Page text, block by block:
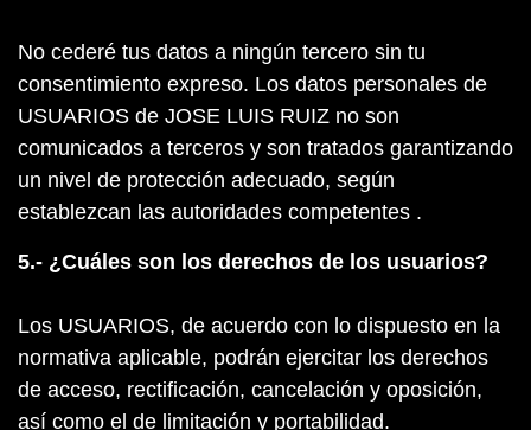
No cederé tus datos a ningún tercero sin tu
consentimiento expreso. Los datos personales de
USUARIOS de JOSE LUIS RUIZ no son
comunicados a terceros y son tratados garantizando
un nivel de protección adecuado, según
establezcan las autoridades competentes .
5.- ¿Cuáles son los derechos de los usuarios?
Los USUARIOS, de acuerdo con lo dispuesto en la
normativa aplicable, podrán ejercitar los derechos
de acceso, rectificación, cancelación y oposición,
así como el de limitación y portabilidad.